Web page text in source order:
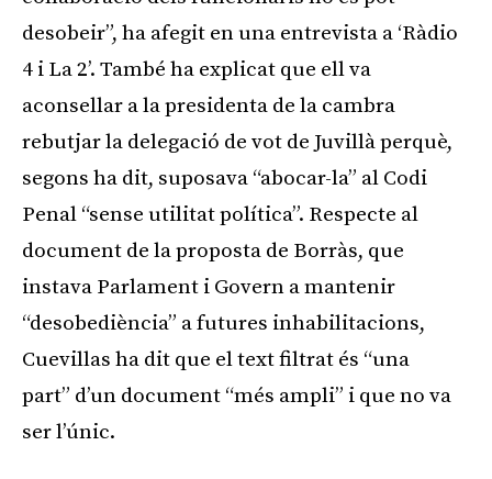
desobeir”, ha afegit en una entrevista a ‘Ràdio
4 i La 2’. També ha explicat que ell va
aconsellar a la presidenta de la cambra
rebutjar la delegació de vot de Juvillà perquè,
segons ha dit, suposava “abocar-la” al Codi
Penal “sense utilitat política”. Respecte al
document de la proposta de Borràs, que
instava Parlament i Govern a mantenir
“desobediència” a futures inhabilitacions,
Cuevillas ha dit que el text filtrat és “una
part” d’un document “més ampli” i que no va
ser l’únic.